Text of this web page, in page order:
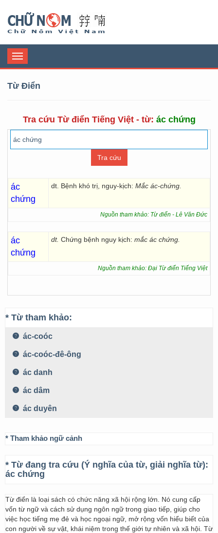
Toggle
navigation
Từ Điển
Tra cứu Từ điển Tiếng Việt - từ: ác chứng
ác
chứng
dt. Bệnh khó trị, nguy-kịch: Mắc ác-chứng.
Nguồn tham khảo: Từ điển - Lê Văn Đức
ác
chứng
dt. Chứng bệnh nguy kịch: mắc ác chứng.
Nguồn tham khảo: Đại Từ điển Tiếng Việt
* Từ tham khảo:
ác-coóc
ác-coóc-đê-ông
ác danh
ác dâm
ác duyên
* Tham khảo ngữ cảnh
* Từ đang tra cứu (Ý nghĩa của từ, giải nghĩa từ):
ác chứng
Từ điển là loại sách có chức năng xã hội rộng lớn. Nó cung cấp
vốn từ ngữ và cách sử dụng ngôn ngữ trong giao tiếp, giúp cho
việc học tiếng mẹ đẻ và học ngoại ngữ, mở rộng vốn hiểu biết của
con người về sự vật, khái niệm trong thế giới tự nhiên và xã hội. Từ